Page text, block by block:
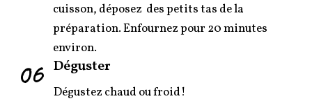
cuisson, déposez des petits tas de la
préparation. Enfournez pour 20 minutes
environ.
06 Déguster
Dégustez chaud ou froid!